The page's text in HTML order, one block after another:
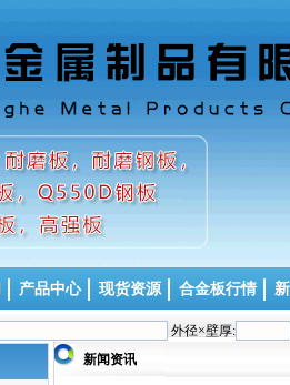
产品中心 现货资源 合金板行情
外径×壁厚:
新闻资讯